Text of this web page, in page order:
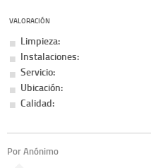
VALORACIÓN
Limpieza:
Instalaciones:
Servicio:
Ubicación:
Calidad:
Por Anónimo